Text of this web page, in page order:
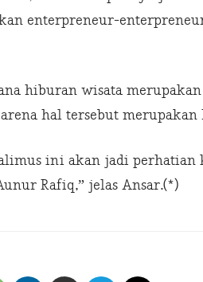
enterpreneur-
hiburan wisata
hal tersebut merupakan
ini akan jadi perhatian
Rafiq,” jelas Ansar.(*)